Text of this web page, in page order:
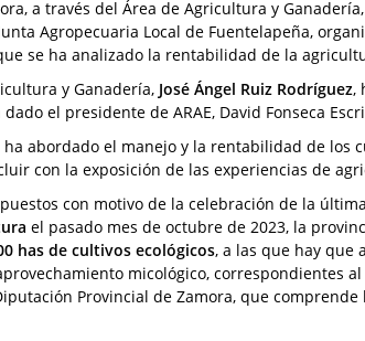
a través del Área de Agricultura y
Agropecuaria Local de Fuentelapeña,
se ha analizado la rentabilidad de la
y Ganadería, José Ángel Ruiz Rodríguez,
el presidente de ARAE, David Fonseca
ha abordado el manejo y la rentabilidad de los
con la exposición de las experiencias de
con motivo de la celebración de la
el pasado mes de octubre de 2023, la
has de cultivos ecológicos, a las que hay que
micológico, correspondientes al
Provincial de Zamora, que